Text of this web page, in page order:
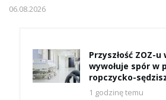
06.08.2026
Przyszłość ZOZ-
wywołuje spór w
ropczycko-
1 godzinę temu